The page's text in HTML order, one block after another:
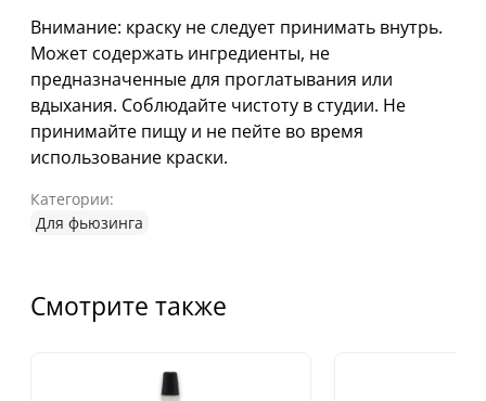
Внимание: краску не следует принимать внутрь.
Может содержать ингредиенты, не
предназначенные для проглатывания или
вдыхания. Соблюдайте чистоту в студии. Не
принимайте пищу и не пейте во время
использование краски.
Категории:
Для фьюзинга
Смотрите также